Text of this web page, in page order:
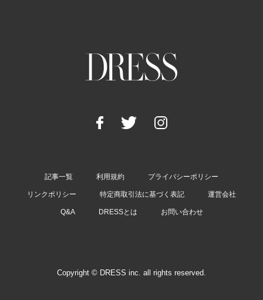
記事一覧 利用規約 プライバシーポリシー
リンクポリシー 特定商取引法に基づく表記 運営会社
Q&A DRESSとは お問い合わせ
Copyright © DRESS inc. all rights reserved.